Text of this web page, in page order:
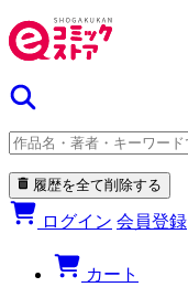
履歴を全て削除する
ログイン 会員登録
カート